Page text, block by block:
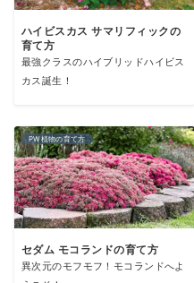
ハイビスカス サマリフィックの
育て方
最強クラスのハイブリッドハイビス
カス誕生！
PW植物の育て方
セダム モコランドの育て方
異次元のモフモフ！モコランドへよ